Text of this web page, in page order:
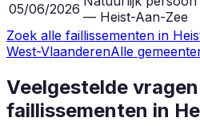
05/06/2026 — Heist-Aan-Zee
Zoek alle faillissementen in
West-VlaanderenAlle
Veelgestelde
faillissementen in